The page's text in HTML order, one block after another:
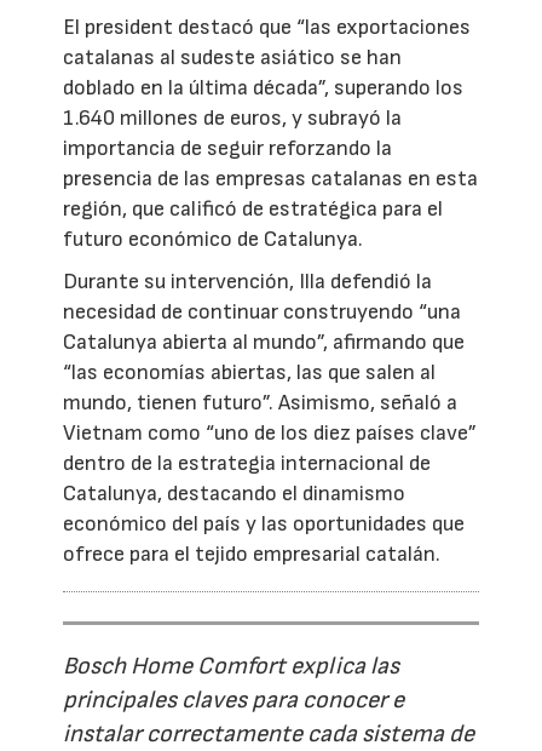
El president destacó que “las exportaciones
catalanas al sudeste asiático se han
doblado en la última década”, superando los
1.640 millones de euros, y subrayó la
importancia de seguir reforzando la
presencia de las empresas catalanas en esta
región, que calificó de estratégica para el
futuro económico de Catalunya.
Durante su intervención, Illa defendió la
necesidad de continuar construyendo “una
Catalunya abierta al mundo”, afirmando que
“las economías abiertas, las que salen al
mundo, tienen futuro”. Asimismo, señaló a
Vietnam como “uno de los diez países clave”
dentro de la estrategia internacional de
Catalunya, destacando el dinamismo
económico del país y las oportunidades que
ofrece para el tejido empresarial catalán.
Bosch Home Comfort explica las
principales claves para conocer e
instalar correctamente cada sistema de